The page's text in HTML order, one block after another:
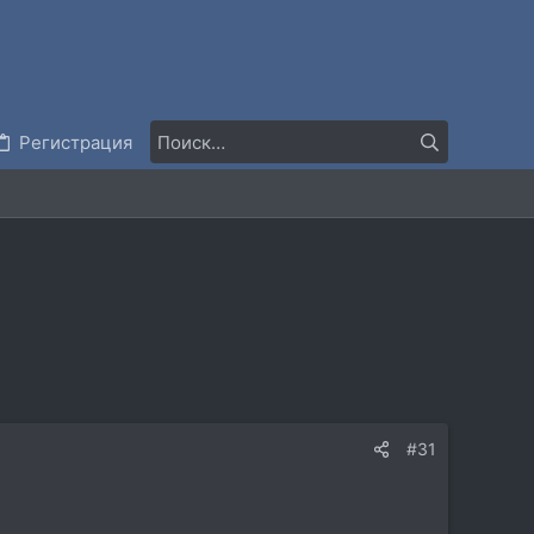
Регистрация
#31